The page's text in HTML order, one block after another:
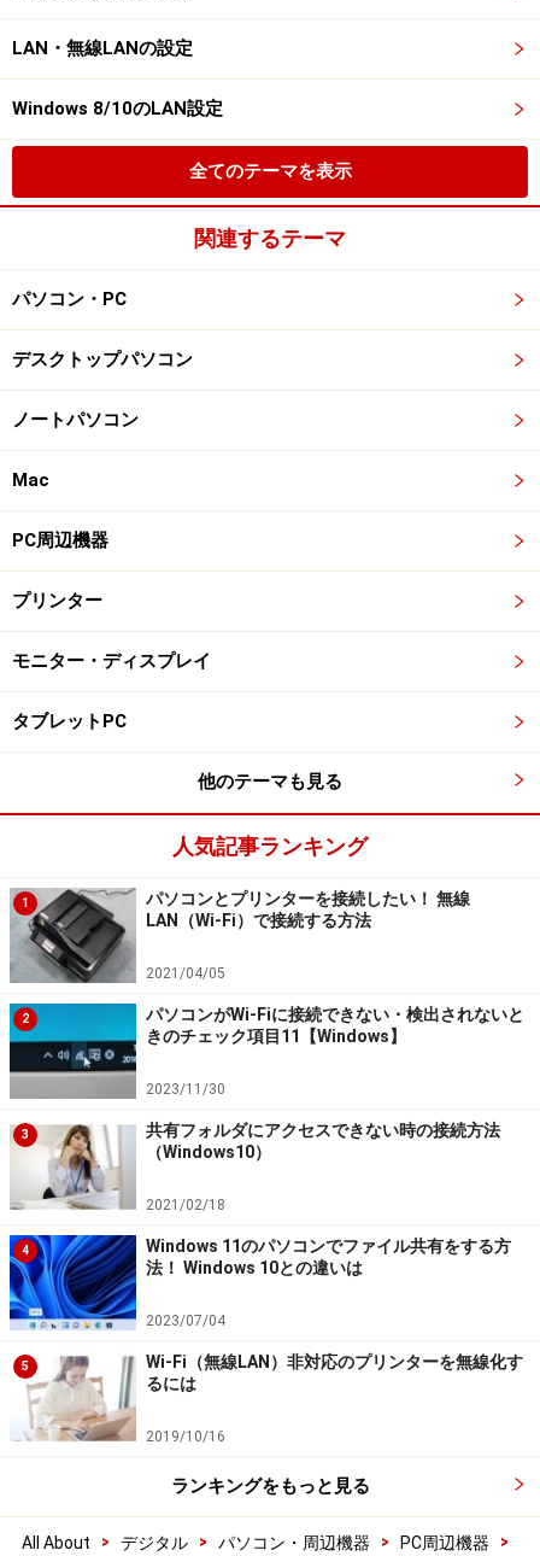
LAN・無線LANの設定
Windows 8/10のLAN設定
全てのテーマを表示
関連するテーマ
パソコン・PC
デスクトップパソコン
ノートパソコン
Mac
PC周辺機器
プリンター
モニター・ディスプレイ
タブレットPC
他のテーマも見る
人気記事ランキング
1
パソコンとプリンターを接続したい！ 無線
LAN（Wi-Fi）で接続する方法
2021/04/05
2
パソコンがWi-Fiに接続できない・検出されないと
きのチェック項目11【Windows】
2023/11/30
3
共有フォルダにアクセスできない時の接続方法
（Windows10）
2021/02/18
4
Windows 11のパソコンでファイル共有をする方
法！ Windows 10との違いは
2023/07/04
5
Wi-Fi（無線LAN）非対応のプリンターを無線化す
るには
2019/10/16
ランキングをもっと見る
All About > デジタル > パソコン・周辺機器 > PC周辺機器 >